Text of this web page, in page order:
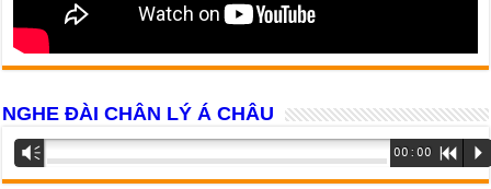
NGHE ĐÀI CHÂN LÝ Á CHÂU
Trình
phát
Vm 00:00 R P